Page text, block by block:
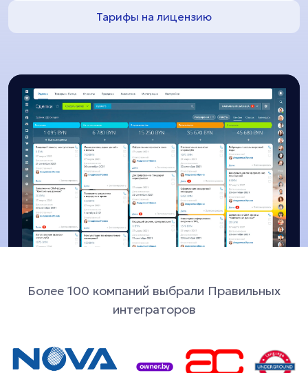
Тарифы на лицензию
Более 100 компаний выбрали Правильных
интеграторов